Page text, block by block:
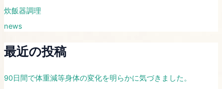
炊飯器調理
news
最近の投稿
​90日間で体重減等身体の変化を明らかに気づきました。​